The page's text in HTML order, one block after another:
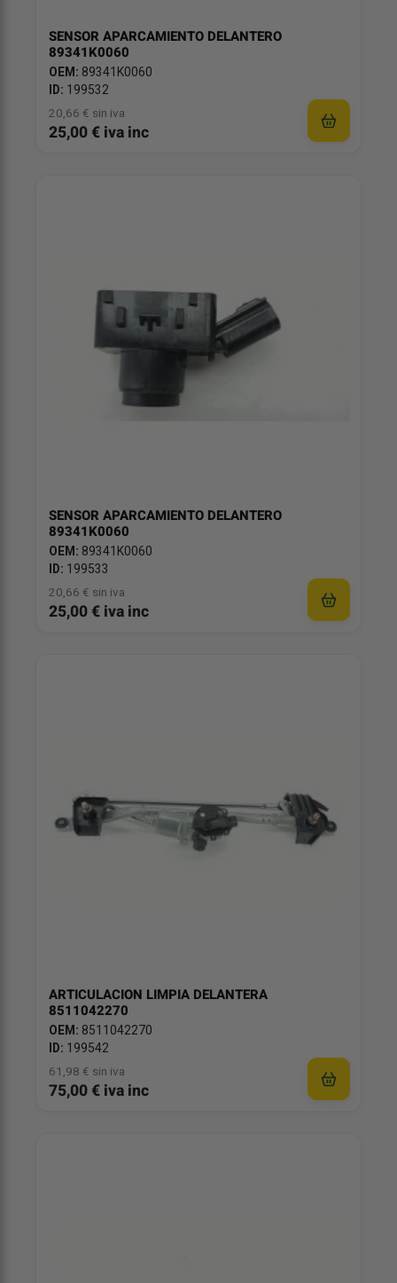
SENSOR APARCAMIENTO DELANTERO
89341K0060
OEM: 89341K0060
ID: 199532
20,66 € sin iva
25,00 € iva inc
SENSOR APARCAMIENTO DELANTERO
89341K0060
OEM: 89341K0060
ID: 199533
20,66 € sin iva
25,00 € iva inc
ARTICULACION LIMPIA DELANTERA
8511042270
OEM: 8511042270
ID: 199542
61,98 € sin iva
75,00 € iva inc